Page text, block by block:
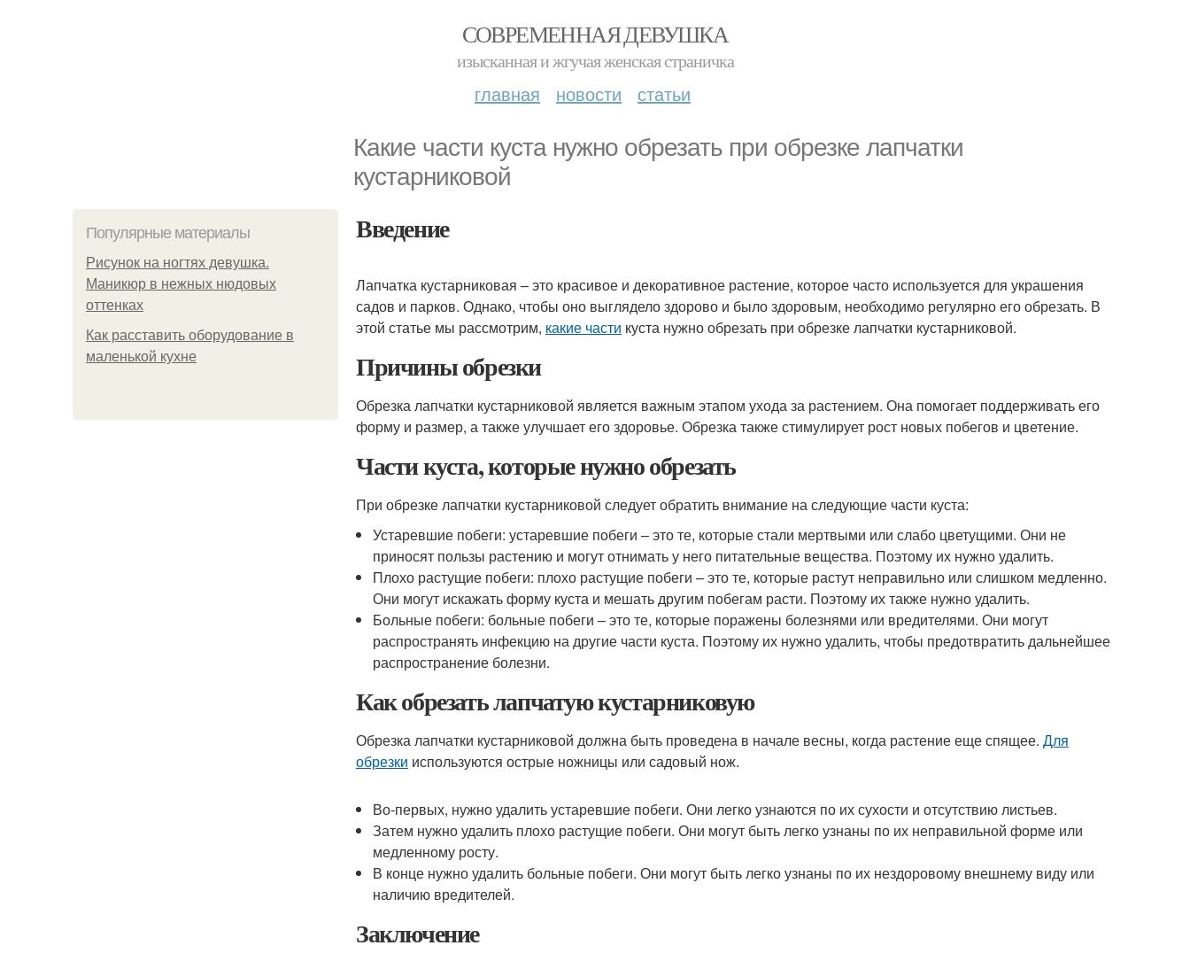
СОВРЕМЕННАЯ ДЕВУШКА
изысканная и жгучая женская страничка
главная новости статьи
Какие части куста нужно обрезать при обрезке лапчатки
кустарниковой
Популярные материалы
Рисунок на ногтях девушка.
Маникюр в нежных нюдовых
оттенках
Как расставить оборудование в
маленькой кухне
Введение
Лапчатка кустарниковая – это красивое и декоративное растение, которое часто используется для украшения
садов и парков. Однако, чтобы оно выглядело здорово и было здоровым, необходимо регулярно его обрезать. В
этой статье мы рассмотрим, какие части куста нужно обрезать при обрезке лапчатки кустарниковой.
Причины обрезки
Обрезка лапчатки кустарниковой является важным этапом ухода за растением. Она помогает поддерживать его
форму и размер, а также улучшает его здоровье. Обрезка также стимулирует рост новых побегов и цветение.
Части куста, которые нужно обрезать
При обрезке лапчатки кустарниковой следует обратить внимание на следующие части куста:
Устаревшие побеги: устаревшие побеги – это те, которые стали мертвыми или слабо цветущими. Они не
приносят пользы растению и могут отнимать у него питательные вещества. Поэтому их нужно удалить.
Плохо растущие побеги: плохо растущие побеги – это те, которые растут неправильно или слишком медленно.
Они могут искажать форму куста и мешать другим побегам расти. Поэтому их также нужно удалить.
Больные побеги: больные побеги – это те, которые поражены болезнями или вредителями. Они могут
распространять инфекцию на другие части куста. Поэтому их нужно удалить, чтобы предотвратить дальнейшее
распространение болезни.
Как обрезать лапчатую кустарниковую
Обрезка лапчатки кустарниковой должна быть проведена в начале весны, когда растение еще спящее. Для
обрезки используются острые ножницы или садовый нож.
Во-первых, нужно удалить устаревшие побеги. Они легко узнаются по их сухости и отсутствию листьев.
Затем нужно удалить плохо растущие побеги. Они могут быть легко узнаны по их неправильной форме или
медленному росту.
В конце нужно удалить больные побеги. Они могут быть легко узнаны по их нездоровому внешнему виду или
наличию вредителей.
Заключение